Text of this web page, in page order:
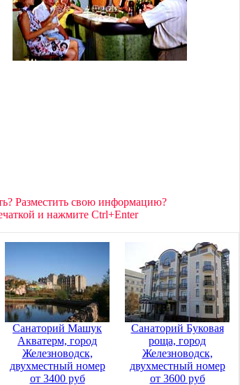
Разместить свою информацию?
и нажмите Ctrl+Enter
Санаторий Машук
Акватерм, город
Железноводск,
двухместный номер
от 3400 руб
Санаторий Буковая
роща, город
Железноводск,
двухместный номер
от 3600 руб